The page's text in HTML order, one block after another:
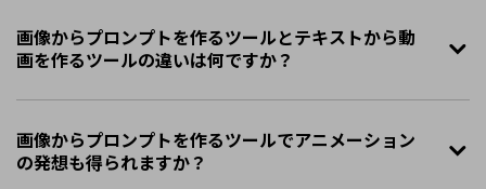
画像からプロンプトを作るツールとテキストから動
画を作るツールの違いは何ですか？
画像からプロンプトを作るツールでアニメーション
の発想も得られますか？